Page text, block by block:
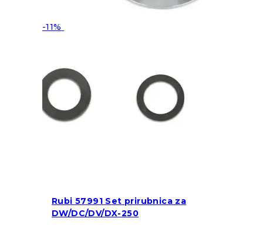
-11%
Rubi 57991 Set prirubnica za
DW/DC/DV/DX-250